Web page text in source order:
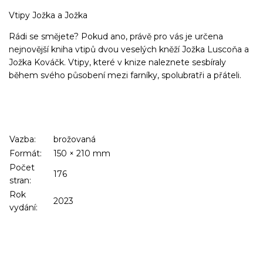
Vtipy Jožka a Jožka
Rádi se smějete? Pokud ano, právě pro vás je určena
nejnovější kniha vtipů dvou veselých kněží Jožka Luscoňa a
Jožka Kováčk. Vtipy, které v knize naleznete sesbíraly
během svého působení mezi farníky, spolubratři a přáteli.
Vazba:
brožovaná
Formát:
150 × 210 mm
Počet
stran:
176
Rok
vydání:
2023